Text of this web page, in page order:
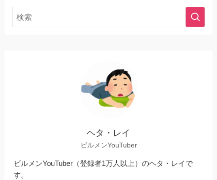
ヘタ・レイ
ビルメンYouTuber
ビルメンYouTuber（登録者1万人以上）のヘタ・レイで
す。